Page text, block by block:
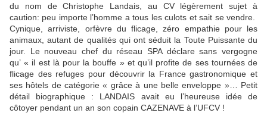
du nom de Christophe Landais, au CV légèrement sujet à
caution: peu importe l’homme a tous les culots et sait se vendre.
Cynique, arriviste, orfèvre du flicage, zéro empathie pour les
animaux, autant de qualités qui ont séduit la Toute Puissante du
jour. Le nouveau chef du réseau SPA déclare sans vergogne
qu’ « il est là pour la bouffe » et qu’il profite de ses tournées de
flicage des refuges pour découvrir la France gastronomique et
ses hôtels de catégorie « grâce à une belle enveloppe »… Petit
détail biographique : LANDAIS avait eu l’heureuse idée de
côtoyer pendant un an son copain CAZENAVE à l’UFCV !